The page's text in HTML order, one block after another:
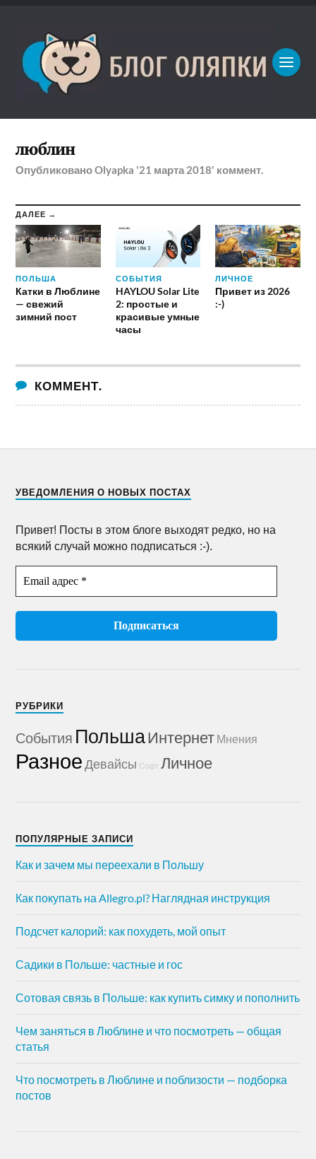
люблин
ОпубликованоOlyapka '21 марта 2018' коммент.
ДАЛЕЕ →
ПОЛЬША
Катки в Люблине
— свежий
зимний пост
СОБЫТИЯ
HAYLOU Solar Lite
2: простые и
красивые умные
часы
ЛИЧНОЕ
Привет из 2026
:-)
КОММЕНТ.
УВЕДОМЛЕНИЯ О НОВЫХ ПОСТАХ
Привет! Посты в этом блоге выходят редко, но на
всякий случай можно подписаться :-).
РУБРИКИ
События ПольшаИнтернет Мнения
РазноеДевайсы Софт Личное
ПОПУЛЯРНЫЕ ЗАПИСИ
Как и зачем мы переехали в Польшу
Как покупать на Allegro.pl? Наглядная инструкция
Подсчет калорий: как похудеть, мой опыт
Садики в Польше: частные и гос
Сотовая связь в Польше: как купить симку и пополнить
Чем заняться в Люблине и что посмотреть — общая
статья
Что посмотреть в Люблине и поблизости — подборка
постов